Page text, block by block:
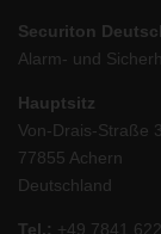
Securiton
Alarm- und
Hauptsitz
Von-Drais-Straße
77855 Achern
Deutschland
Tel.: +49 7841